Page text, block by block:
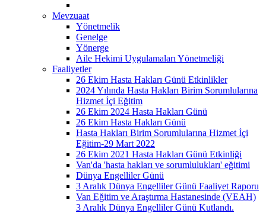
Mevzuaat
Yönetmelik
Genelge
Yönerge
Aile Hekimi Uygulamaları Yönetmeliği
Faaliyetler
26 Ekim Hasta Hakları Günü Etkinlikler
2024 Yılında Hasta Hakları Birim Sorumlularına
Hizmet İçi Eğitim
26 Ekim 2024 Hasta Hakları Günü
26 Ekim Hasta Hakları Günü
Hasta Hakları Birim Sorumlularına Hizmet İçi
Eğitim-29 Mart 2022
26 Ekim 2021 Hasta Hakları Günü Etkinliği
Van'da 'hasta hakları ve sorumlulukları' eğitimi
Dünya Engelliler Günü
3 Aralık Dünya Engelliler Günü Faaliyet Raporu
Van Eğitim ve Araştırma Hastanesinde (VEAH)
3 Aralık Dünya Engelliler Günü Kutlandı.